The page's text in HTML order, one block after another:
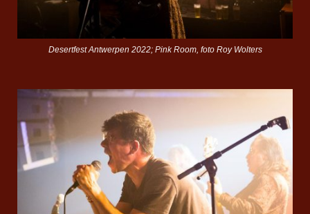
Desertfest Antwerpen 2022; Pink Room, foto Roy Wolters